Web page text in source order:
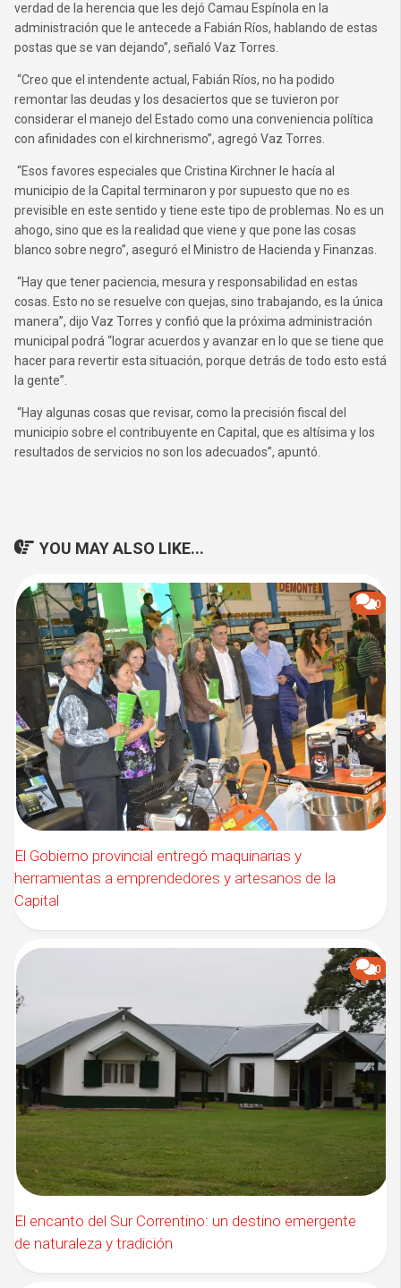
verdad de la herencia que les dejó Camau Espínola en la
administración que le antecede a Fabián Ríos, hablando de estas
postas que se van dejando”, señaló Vaz Torres.
“Creo que el intendente actual, Fabián Ríos, no ha podido
remontar las deudas y los desaciertos que se tuvieron por
considerar el manejo del Estado como una conveniencia política
con afinidades con el kirchnerismo”, agregó Vaz Torres.
“Esos favores especiales que Cristina Kirchner le hacía al
municipio de la Capital terminaron y por supuesto que no es
previsible en este sentido y tiene este tipo de problemas. No es un
ahogo, sino que es la realidad que viene y que pone las cosas
blanco sobre negro”, aseguró el Ministro de Hacienda y Finanzas.
“Hay que tener paciencia, mesura y responsabilidad en estas
cosas. Esto no se resuelve con quejas, sino trabajando, es la única
manera”, dijo Vaz Torres y confió que la próxima administración
municipal podrá “lograr acuerdos y avanzar en lo que se tiene que
hacer para revertir esta situación, porque detrás de todo esto está
la gente”.
“Hay algunas cosas que revisar, como la precisión fiscal del
municipio sobre el contribuyente en Capital, que es altísima y los
resultados de servicios no son los adecuados”, apuntó.
YOU MAY ALSO LIKE...
0
El Gobierno provincial entregó maquinarias y
herramientas a emprendedores y artesanos de la
Capital
0
El encanto del Sur Correntino: un destino emergente
de naturaleza y tradición